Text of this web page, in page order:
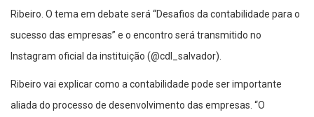
Ribeiro. O tema em debate será “Desafios da contabilidade para o
sucesso das empresas” e o encontro será transmitido no
Instagram oficial da instituição (@cdl_salvador).
Ribeiro vai explicar como a contabilidade pode ser importante
aliada do processo de desenvolvimento das empresas. “O